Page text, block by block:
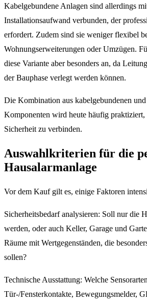
Kabelgebundene Anlagen sind allerdings
Installationsaufwand verbunden, der
erfordert. Zudem sind sie weniger flexibel
Wohnungserweiterungen oder Umzügen.
diese Variante aber besonders an, da
der Bauphase verlegt werden können.
Die Kombination aus kabelgebundenen
Komponenten wird heute häufig
Sicherheit zu verbinden.
Auswahlkriterien für die
Hausalarmanlage
Vor dem Kauf gilt es, einige Faktoren
Sicherheitsbedarf analysieren: Soll nur die
werden, oder auch Keller, Garage und
Räume mit Wertgegenständen, die
sollen?
Technische Ausstattung: Welche
Tür-/Fensterkontakte, Bewegungsmelder,